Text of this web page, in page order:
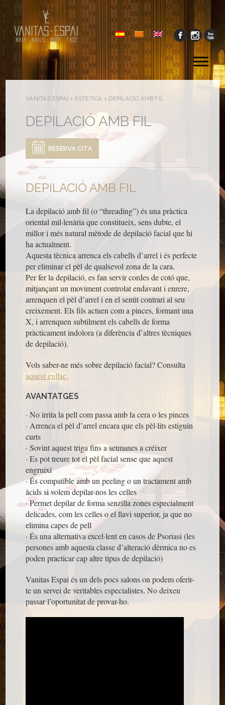
VANITAS ESPAI > ESTÈTICA > DEPILACIÓ AMB FIL
DEPILACIÓ AMB FIL
RESERVA CITA
DEPILACIÓ AMB FIL
La depilació amb fil (o “threading”) és una pràctica
oriental mil·lenària que constitueix, sens dubte, el
millor i més natural mètode de depilació facial que hi
ha actualment.
Aquesta tècnica arrenca els cabells d’arrel i és perfecte
per eliminar el pèl de qualsevol zona de la cara.
Per fer la depilació, es fan servir cordes de cotó que,
mitjançant un moviment controlat endavant i enrere,
arrenquen el pèl d’arrel i en el sentit contrari al seu
creixement. Els fils actuen com a pinces, formant una
X, i arrenquen subtilment els cabells de forma
pràcticament indolora (a diferència d’altres tècniques
de depilació).
Vols saber-ne més sobre depilació facial? Consulta
aquest enllaç.
AVANTATGES
· No irrita la pell com passa amb la cera o les pinces
· Arrenca el pèl d’arrel encara que els pèl·lits estiguin
curts
· Sovint aquest triga fins a setmanes a créixer
· Es pot treure tot el pèl facial sense que aquest
engruixi
· És compatible amb un peeling o un tractament amb
àcids si volem depilar-nos les celles
· Permet depilar de forma senzilla zones especialment
delicades, com les celles o el llavi superior, ja que no
elimina capes de pell
· És una alternativa excel·lent en casos de Psoriasi (les
persones amb aquesta classe d’alteració dèrmica no es
poden practicar cap altre tipus de depilació)
Vanitas Espai és un dels pocs salons on podem oferir-
te un servei de veritables especialistes. No deixeu
passar l’oportunitat de provar-ho.